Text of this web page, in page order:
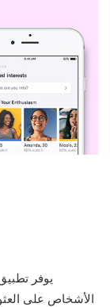
يوفر
الأشخاص على